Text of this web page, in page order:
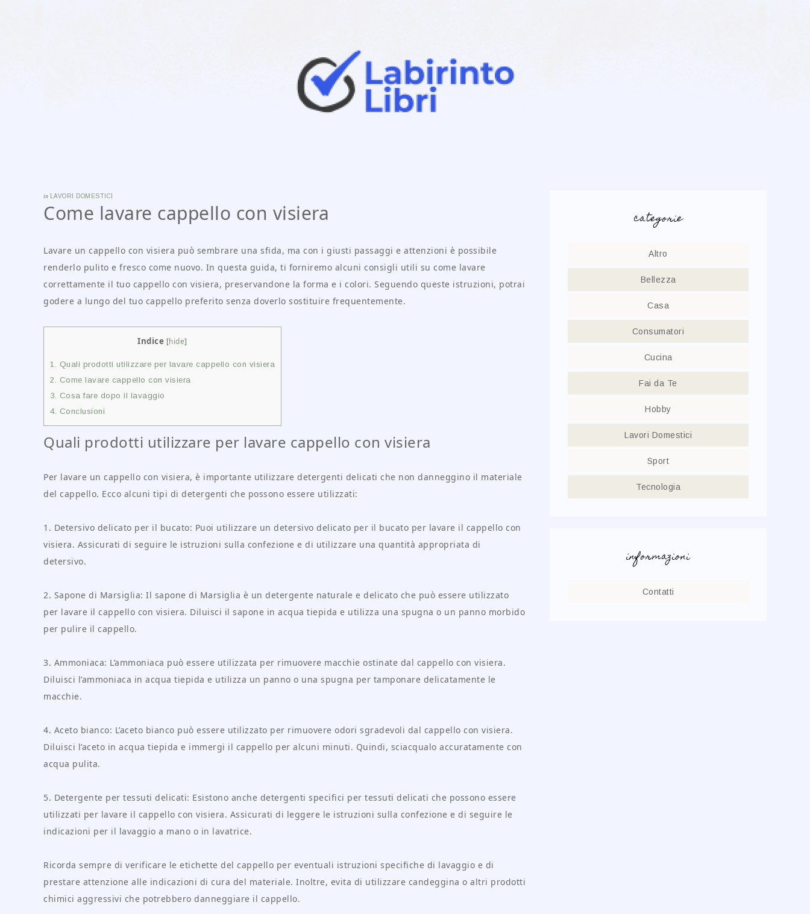
in LAVORI DOMESTICI
Come lavare cappello con visiera
Lavare un cappello con visiera può sembrare una sfida, ma con i giusti passaggi e attenzioni è possibile
renderlo pulito e fresco come nuovo. In questa guida, ti forniremo alcuni consigli utili su come lavare
correttamente il tuo cappello con visiera, preservandone la forma e i colori. Seguendo queste istruzioni, potrai
godere a lungo del tuo cappello preferito senza doverlo sostituire frequentemente.
Indice [hide]
1. Quali prodotti utilizzare per lavare cappello con visiera
2. Come lavare cappello con visiera
3. Cosa fare dopo il lavaggio
4. Conclusioni
Quali prodotti utilizzare per lavare cappello con visiera
Per lavare un cappello con visiera, è importante utilizzare detergenti delicati che non danneggino il materiale
del cappello. Ecco alcuni tipi di detergenti che possono essere utilizzati:
1. Detersivo delicato per il bucato: Puoi utilizzare un detersivo delicato per il bucato per lavare il cappello con
visiera. Assicurati di seguire le istruzioni sulla confezione e di utilizzare una quantità appropriata di
detersivo.
2. Sapone di Marsiglia: Il sapone di Marsiglia è un detergente naturale e delicato che può essere utilizzato
per lavare il cappello con visiera. Diluisci il sapone in acqua tiepida e utilizza una spugna o un panno morbido
per pulire il cappello.
3. Ammoniaca: L’ammoniaca può essere utilizzata per rimuovere macchie ostinate dal cappello con visiera.
Diluisci l’ammoniaca in acqua tiepida e utilizza un panno o una spugna per tamponare delicatamente le
macchie.
4. Aceto bianco: L’aceto bianco può essere utilizzato per rimuovere odori sgradevoli dal cappello con visiera.
Diluisci l’aceto in acqua tiepida e immergi il cappello per alcuni minuti. Quindi, sciacqualo accuratamente con
acqua pulita.
5. Detergente per tessuti delicati: Esistono anche detergenti specifici per tessuti delicati che possono essere
utilizzati per lavare il cappello con visiera. Assicurati di leggere le istruzioni sulla confezione e di seguire le
indicazioni per il lavaggio a mano o in lavatrice.
Ricorda sempre di verificare le etichette del cappello per eventuali istruzioni specifiche di lavaggio e di
prestare attenzione alle indicazioni di cura del materiale. Inoltre, evita di utilizzare candeggina o altri prodotti
chimici aggressivi che potrebbero danneggiare il cappello.
categorie
Altro
Bellezza
Casa
Consumatori
Cucina
Fai da Te
Hobby
Lavori Domestici
Sport
Tecnologia
informazioni
Contatti